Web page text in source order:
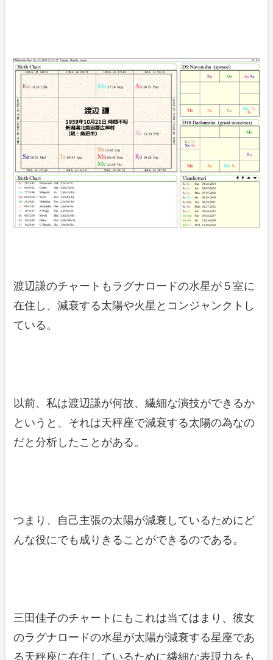
渡辺謙のチャートもラグナロードの水星が５室に
在住し、減衰する太陽や火星とコンジャンクトし
ている。
以前、私は渡辺謙が何故、繊細な演技ができるか
というと、それは天秤座で減衰する太陽の為なの
だと分析したことがある。
つまり、自己主張の太陽が減衰しているためにど
んな役にでも成りきることができるのである。
三田佳子のチャートにもこれは当てはまり、彼女
のラグナロードの水星が太陽が減衰する星座であ
る天秤座に在住しているために繊細な表現力をも